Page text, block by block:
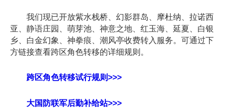
我们现已开放紫水栈桥、幻影群岛、摩杜纳、拉诺西
亚、静语庄园、萌芽池、神意之地、红玉海、延夏、白银
乡、白金幻象、神拳痕、潮风亭收费转入服务。可通过下
方链接查看跨区角色转移的详细规则。
跨区角色转移试行规则>>>
大国防联军后勤补给站>>>